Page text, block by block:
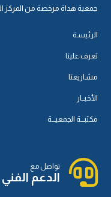
جمعية هداة مرخصة من المركز
الرئيسة
تعرف علينا
مشاريعنا
الأخبــار
مكتبـــة الجمعيـــة
تواصل مع
الدعم الفني